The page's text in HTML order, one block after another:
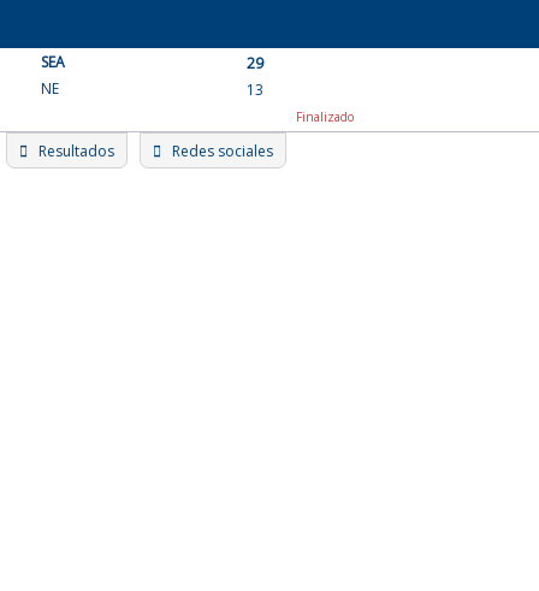
content
SEA
29
NE
13
Finalizado
Resultados Redes sociales